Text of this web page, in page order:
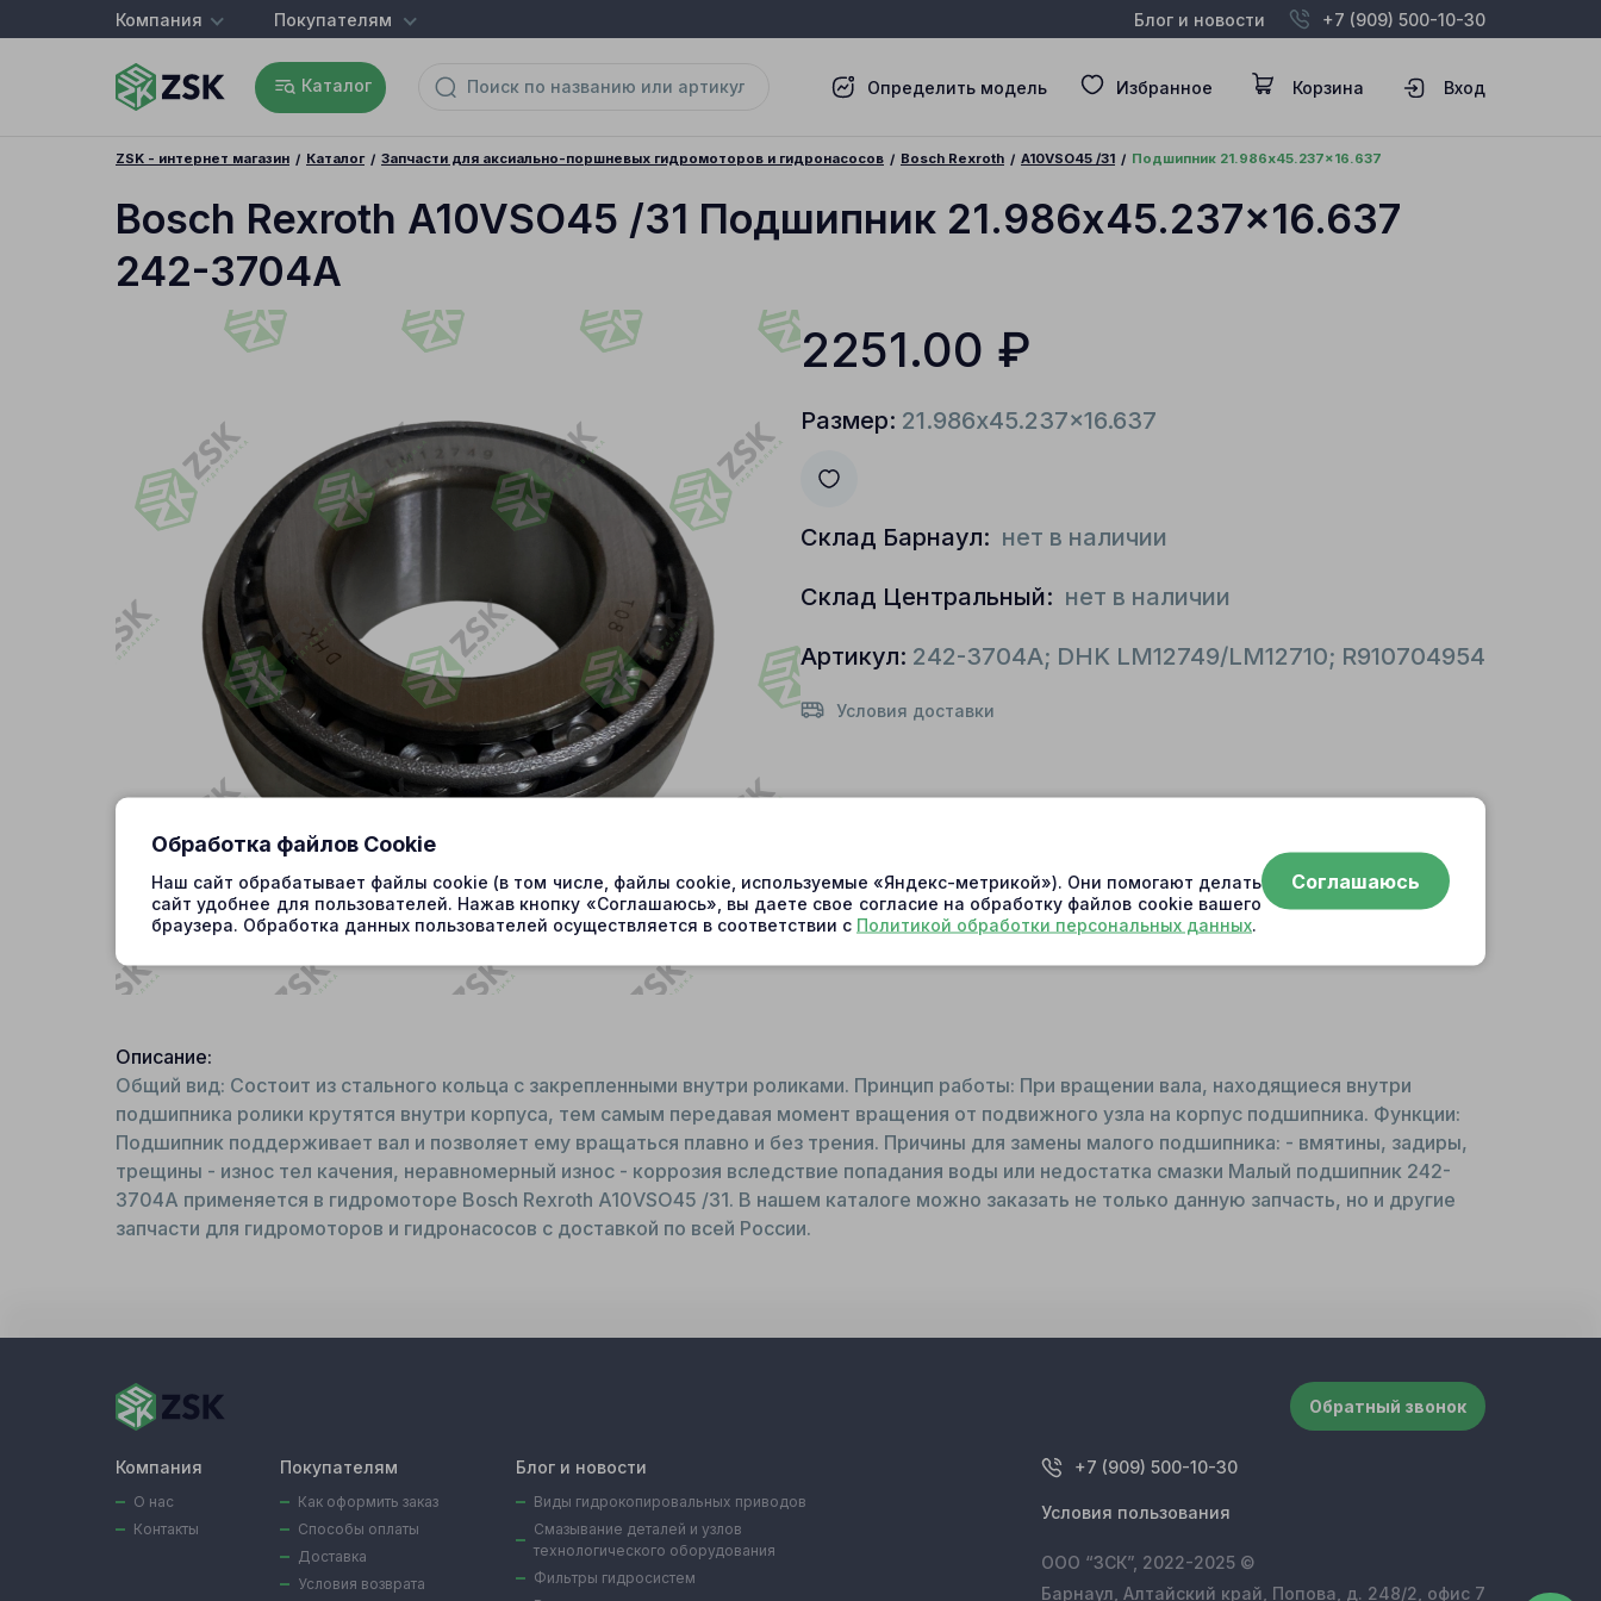
Компания Покупателям Блог и новости +7 (909) 500-10-30
Каталог Определить модель Избранное Корзина Вход
ZSK - интернет магазин Каталог Запчасти для аксиально-поршневых гидромоторов и гидронасосов Bosch Rexroth A10VSO45 /31 Подшипник 21.986x45.237x16.637
Bosch Rexroth A10VSO45 /31 Подшипник 21.986x45.237x16.637
242-3704A
2251.00 ₽
Размер: 21.986x45.237x16.637
Склад Барнаул: нет в наличии
Склад Центральный: нет в наличии
Артикул: 242-3704A; DHK LM12749/LM12710; R910704954
Условия доставки
Описание:
Общий вид: Состоит из стального кольца с закрепленными внутри роликами. Принцип работы: При вращении вала, находящиеся внутри
подшипника ролики крутятся внутри корпуса, тем самым передавая момент вращения от подвижного узла на корпус подшипника. Функции:
Подшипник поддерживает вал и позволяет ему вращаться плавно и без трения. Причины для замены малого подшипника: - вмятины, задиры,
трещины - износ тел качения, неравномерный износ - коррозия вследствие попадания воды или недостатка смазки Малый подшипник 242-
3704A применяется в гидромоторе Bosch Rexroth A10VSO45 /31. В нашем каталоге можно заказать не только данную запчасть, но и другие
запчасти для гидромоторов и гидронасосов с доставкой по всей России.
Обратный звонок
Компания
О нас
Контакты
Покупателям
Как оформить заказ
Способы оплаты
Доставка
Условия возврата
Блог и новости
Виды гидрокопировальных приводов
Смазывание деталей и узлов
технологического оборудования
Фильтры гидросистем
+7 (909) 500-10-30
Условия пользования
ООО “ЗСК”, 2022-2025 ©
Барнаул, Алтайский край, Попова, д. 248/2, офис 7
Обработка файлов Cookie
Наш сайт обрабатывает файлы cookie (в том числе, файлы cookie, используемые «Яндекс-метрикой»). Они помогают делать
сайт удобнее для пользователей. Нажав кнопку «Соглашаюсь», вы даете свое согласие на обработку файлов cookie вашего
браузера. Обработка данных пользователей осуществляется в соответствии с Политикой обработки персональных данных
Соглашаюсь